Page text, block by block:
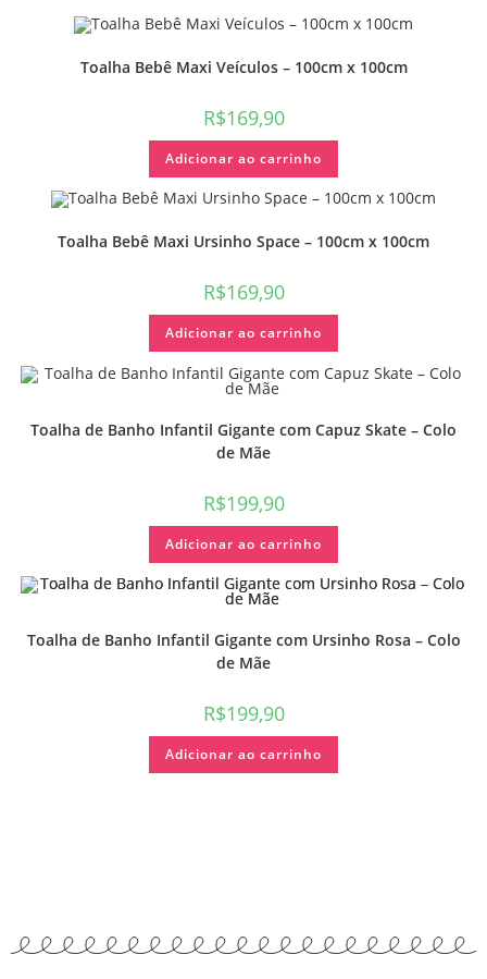
Toalha Bebê Maxi Veículos – 100cm x 100cm
R$169,90
Adicionar ao carrinho
Toalha Bebê Maxi Ursinho Space – 100cm x 100cm
R$169,90
Adicionar ao carrinho
Toalha de Banho Infantil Gigante com Capuz Skate – Colo
de Mãe
R$199,90
Adicionar ao carrinho
Toalha de Banho Infantil Gigante com Ursinho Rosa – Colo
de Mãe
R$199,90
Adicionar ao carrinho